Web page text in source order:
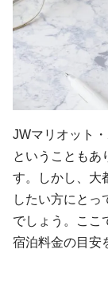
JWマリオット
ということもあ
す。しかし、大
したい方にとっ
でしょう。ここ
宿泊料金の目安